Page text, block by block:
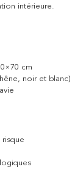
intérieure.
cm
noir et blanc)